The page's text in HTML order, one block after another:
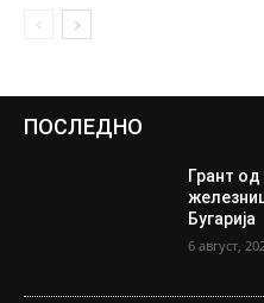
ПОСЛЕДНО
Грант
Бугарија
6 август,